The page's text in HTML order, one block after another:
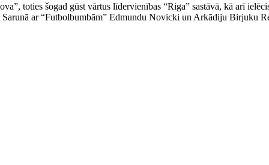
toties šogad gūst vārtus līdervienības “Riga” sastāvā, kā arī
ar “Futbolbumbām” Edmundu Novicki un Arkādiju Birjuku